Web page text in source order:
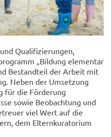
Qualifizierungen,
„Bildung elementar
Bestandteil der Arbeit mit
Neben der Umsetzung
für die Förderung
sowie Beobachtung und
viel Wert auf die
dem Elternkuratorium